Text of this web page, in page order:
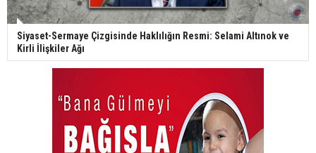
Siyaset-Sermaye Çizgisinde Haklılığın Resmi: Selami Altınok ve
Kirli İlişkiler Ağı